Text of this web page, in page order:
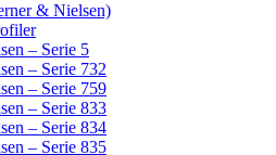
& Nielsen)
– Serie 5
– Serie 732
– Serie 759
– Serie 833
– Serie 834
– Serie 835